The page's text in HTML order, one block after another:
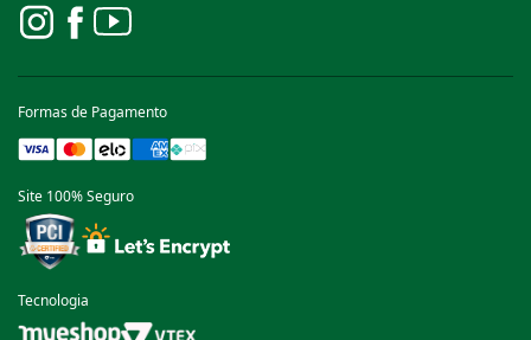
Formas de Pagamento
Site 100% Seguro
Tecnologia